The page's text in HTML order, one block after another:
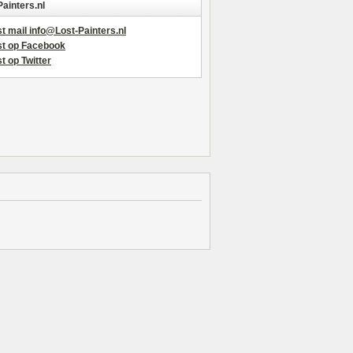
mail info@Lost-Painters.nl
op Facebook
op Twitter